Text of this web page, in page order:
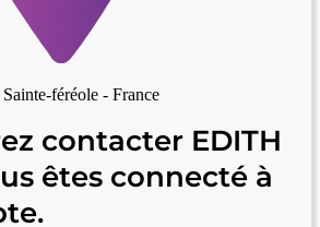
Sainte-féréole - France
contacter EDITH
êtes connecté à